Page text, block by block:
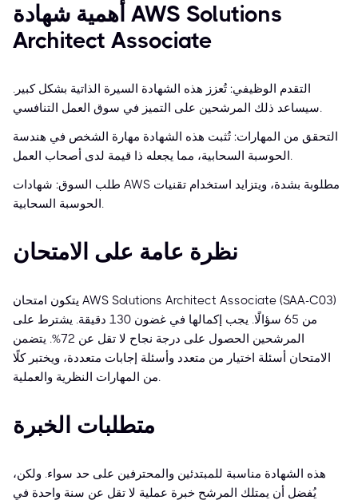
أهمية شهادة AWS Solutions
Architect Associate
التقدم الوظيفي: تُعزز هذه الشهادة السيرة الذاتية بشكل كبير.
سيساعد ذلك المرشحين على التميز في سوق العمل التنافسي.
التحقق من المهارات: تُثبت هذه الشهادة مهارة الشخص في هندسة
الحوسبة السحابية، مما يجعله ذا قيمة لدى أصحاب العمل.
طلب السوق: شهادات AWS مطلوبة بشدة، ويتزايد استخدام تقنيات
الحوسبة السحابية.
نظرة عامة على الامتحان
يتكون امتحان AWS Solutions Architect Associate (SAA-C03)
من 65 سؤالًا. يجب إكمالها في غضون 130 دقيقة. يشترط على
المرشحين الحصول على درجة نجاح لا تقل عن 72%. يتضمن
الامتحان أسئلة اختيار من متعدد وأسئلة إجابات متعددة، ويختبر كلًا
من المهارات النظرية والعملية.
متطلبات الخبرة
هذه الشهادة مناسبة للمبتدئين والمحترفين على حد سواء. ولكن،
يُفضل أن يمتلك المرشح خبرة عملية لا تقل عن سنة واحدة في